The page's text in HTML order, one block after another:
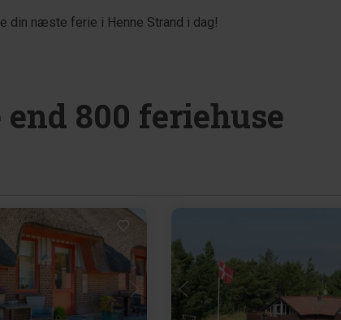
din næste ferie i Henne Strand i dag!
800 feriehuse
Indlæser... Indlæser...